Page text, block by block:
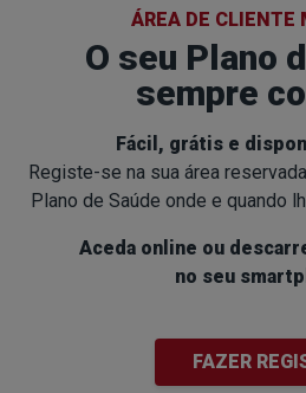
ÁREA DE CLIENTE
O seu Plano
sempre
Fácil, grátis e
Registe-se na sua área
Plano de Saúde onde e quando
Aceda online ou
no seu
FAZER